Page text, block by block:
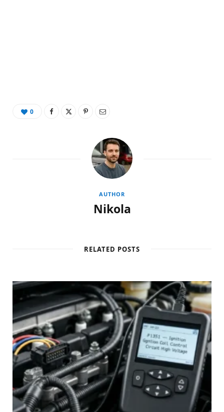
0
AUTHOR
Nikola
RELATED POSTS